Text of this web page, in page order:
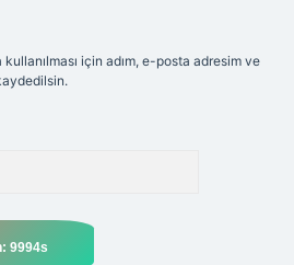
için adım, e-posta adresim ve